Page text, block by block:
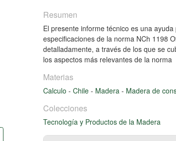
Resumen
El presente informe técnico es una
especificaciones de la norma NCh 1198
detalladamente, a través de los que se
los aspectos más relevantes de la norma
Materias
Calculo - Chile - Madera - Madera de
Colecciones
Tecnología y Productos de la Madera